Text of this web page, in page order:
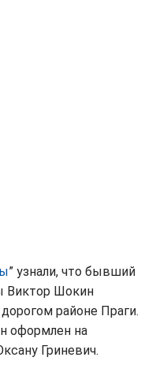
” узнали, что бывший
Виктор Шокин
районе Праги.
оформлен на
Гриневич.